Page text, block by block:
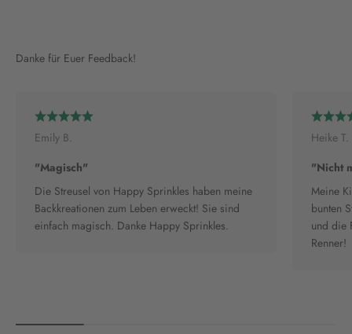
Danke für Euer Feedback!
Emily B.
"Magisch"
Die Streusel von Happy Sprinkles haben meine
Backkreationen zum Leben erweckt! Sie sind
einfach magisch. Danke Happy Sprinkles.
Heike T.
"Nicht
Meine
bunten
und die
Renner!